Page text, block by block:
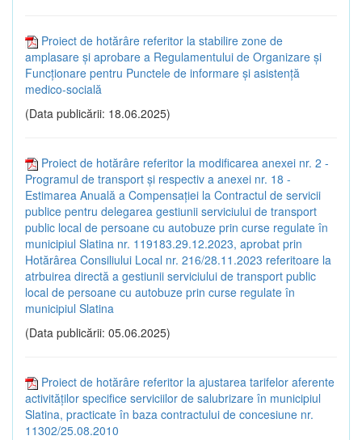
Proiect de hotărâre referitor la stabilire zone de
amplasare și aprobare a Regulamentului de Organizare și
Funcționare pentru Punctele de informare și asistență
medico-socială
(Data publicării: 18.06.2025)
Proiect de hotărâre referitor la modificarea anexei nr. 2 -
Programul de transport și respectiv a anexei nr. 18 -
Estimarea Anuală a Compensației la Contractul de servicii
publice pentru delegarea gestiunii serviciului de transport
public local de persoane cu autobuze prin curse regulate în
municipiul Slatina nr. 119183.29.12.2023, aprobat prin
Hotărârea Consiliului Local nr. 216/28.11.2023 referitoare la
atrbuirea directă a gestiunii serviciului de transport public
local de persoane cu autobuze prin curse regulate în
municipiul Slatina
(Data publicării: 05.06.2025)
Proiect de hotărâre referitor la ajustarea tarifelor aferente
activităților specifice serviciilor de salubrizare în municipiul
Slatina, practicate în baza contractului de concesiune nr.
11302/25.08.2010